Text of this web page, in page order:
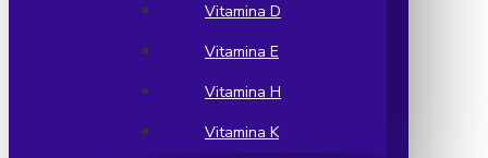
Vitamina D
Vitamina E
Vitamina H
Vitamina K